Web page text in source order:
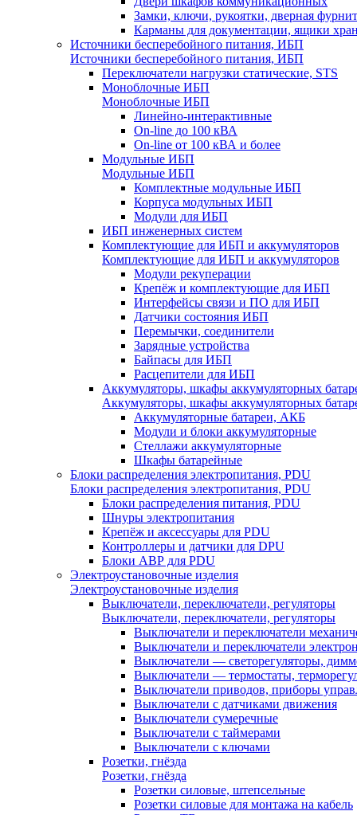
Замки, ключи, рукоятки, дверная
Карманы для документации, ящики
Источники бесперебойного питания, ИБП
Источники бесперебойного питания, ИБП
Переключатели нагрузки статические, STS
Моноблочные ИБП
Моноблочные ИБП
Линейно-интерактивные
On-line до 100 кВА
On-line от 100 кВА и более
Модульные ИБП
Модульные ИБП
Комплектные модульные ИБП
Корпуса модульных ИБП
Модули для ИБП
ИБП инженерных систем
Комплектующие для ИБП и аккумуляторов
Комплектующие для ИБП и аккумуляторов
Модули рекуперации
Крепёж и комплектующие для ИБП
Интерфейсы связи и ПО для ИБП
Датчики состояния ИБП
Перемычки, соединители
Зарядные устройства
Байпасы для ИБП
Расцепители для ИБП
Аккумуляторы, шкафы аккумуляторных
Аккумуляторы, шкафы аккумуляторных
Аккумуляторные батареи, АКБ
Модули и блоки аккумуляторные
Стеллажи аккумуляторные
Шкафы батарейные
Блоки распределения электропитания, PDU
Блоки распределения электропитания, PDU
Блоки распределения питания, PDU
Шнуры электропитания
Крепёж и аксессуары для PDU
Контроллеры и датчики для DPU
Блоки АВР для PDU
Электроустановочные изделия
Электроустановочные изделия
Выключатели, переключатели, регуляторы
Выключатели, переключатели, регуляторы
Выключатели и переключатели
Выключатели и переключатели
Выключатели — светорегуляторы,
Выключатели — термостаты,
Выключатели приводов, приборы
Выключатели с датчиками движения
Выключатели сумеречные
Выключатели с таймерами
Выключатели с ключами
Розетки, гнёзда
Розетки, гнёзда
Розетки силовые, штепсельные
Розетки силовые для монтажа на кабель